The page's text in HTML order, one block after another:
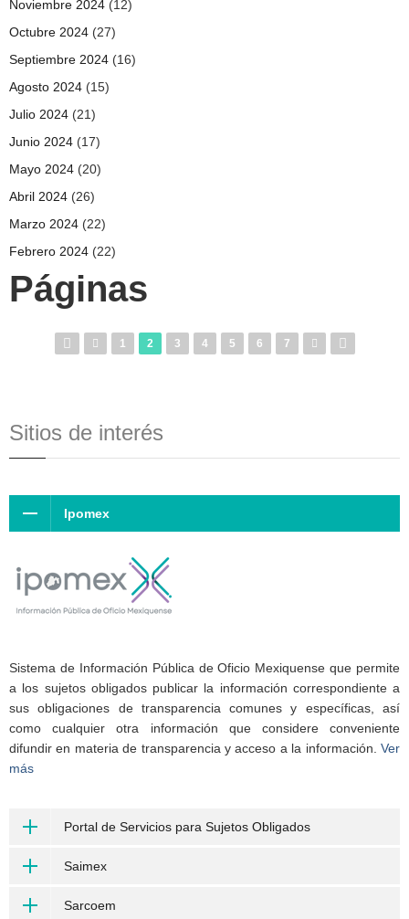
Noviembre 2024 (12)
Octubre 2024 (27)
Septiembre 2024 (16)
Agosto 2024 (15)
Julio 2024 (21)
Junio 2024 (17)
Mayo 2024 (20)
Abril 2024 (26)
Marzo 2024 (22)
Febrero 2024 (22)
Páginas
1 2 3 4 5 6 7
Sitios de interés
Ipomex
Sistema de Información Pública de Oficio Mexiquense que permite
a los sujetos obligados publicar la información correspondiente a
sus obligaciones de transparencia comunes y específicas, así
como cualquier otra información que considere conveniente
difundir en materia de transparencia y acceso a la información. Ver
más
Portal de Servicios para Sujetos Obligados
Saimex
Sarcoem